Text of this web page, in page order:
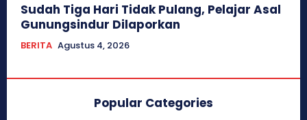
Sudah Tiga Hari Tidak Pulang, Pelajar Asal
Gunungsindur Dilaporkan
BERITA Agustus 4, 2026
Popular Categories